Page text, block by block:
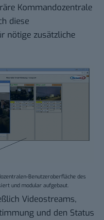
Kommandozentrale
diese
nötige zusätzliche
Benutzeroberfläche des
und modular aufgebaut.
Videostreams,
und den Status